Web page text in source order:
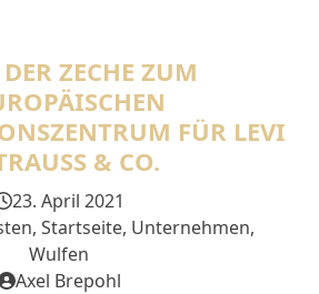
ZECHE ZUM
FÜR LEVI
& CO.
23. April 2021
, Startseite, Unternehmen,
Wulfen
Axel Brepohl